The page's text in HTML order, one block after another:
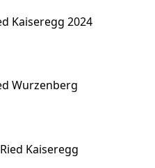
Kaiseregg 2024
Wurzenberg
Kaiseregg